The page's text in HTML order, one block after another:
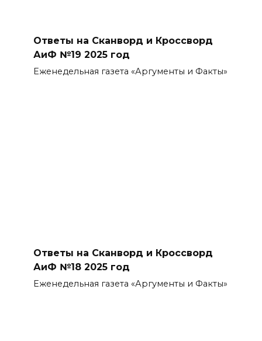
Ответы на Сканворд и Кроссворд
АиФ №19 2025 год
Еженедельная газета «Аргументы и Факты»
Ответы на Сканворд и Кроссворд
АиФ №18 2025 год
Еженедельная газета «Аргументы и Факты»